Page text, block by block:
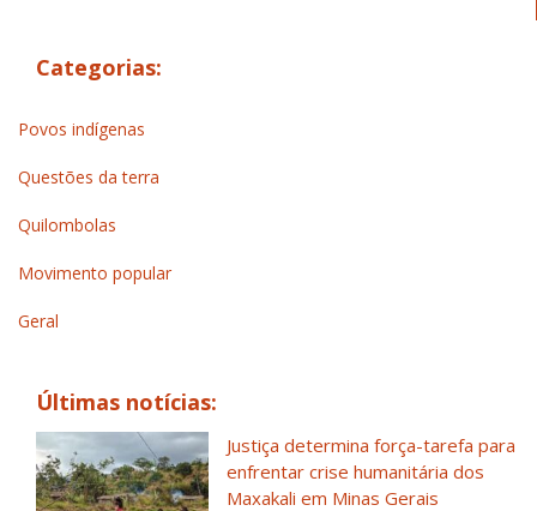
Categorias:
Povos indígenas
Questões da terra
Quilombolas
Movimento popular
Geral
Últimas notícias:
Justiça determina força-tarefa para
enfrentar crise humanitária dos
Maxakali em Minas Gerais